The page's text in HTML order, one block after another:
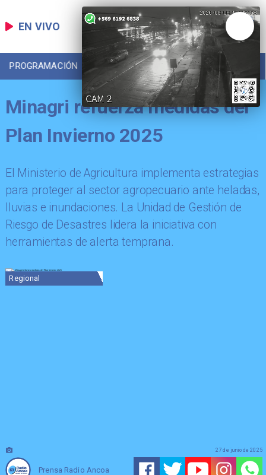
EN VIVO
PROGRAMACIÓN LOCAL DEPORTES
Minagri refuerza medidas del
Plan Invierno 2025
El Ministerio de Agricultura implementa estrategias
para proteger al sector agropecuario ante heladas,
lluvias e inundaciones. La Unidad de Gestión de
Riesgo de Desastres lidera la iniciativa con
herramientas de alerta temprana.
Regional
Prensa Radio Ancoa
27 de junio de 2025